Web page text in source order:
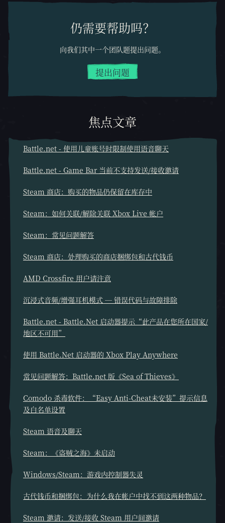
仍需要帮助吗？
向我们其中一个团队题提出问题。
提出问题
焦点文章
Battle.net - 使用儿童账号时限制使用语音聊天
Battle.net - Game Bar 当前不支持发送/接收邀请
Steam 商店：购买的物品仍保留在库存中
Steam：如何关联/解除关联 Xbox Live 帐户
Steam：常见问题解答
Steam 商店：处理购买的商店捆绑包和古代钱币
AMD Crossfire 用户请注意
沉浸式音频/增强耳机模式 — 错误代码与故障排除
Battle.net - Battle.Net 启动器提示“此产品在您所在国家/
地区不可用”
使用 Battle.Net 启动器的 Xbox Play Anywhere
常见问题解答：Battle.net 版《Sea of Thieves》
Comodo 杀毒软件：“Easy Anti-Cheat未安装”提示信息
及白名单设置
Steam 语音及聊天
Steam：《盗贼之海》未启动
Windows/Steam：游戏内控制器失灵
古代钱币和捆绑包：为什么我在帐户中找不到这两种物品？
Steam 邀请：发送/接收 Steam 用户间邀请